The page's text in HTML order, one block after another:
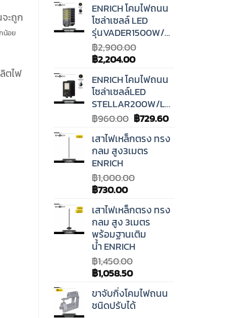
ะถูก
น้อย
ตไฟ
ENRICH โคมไฟถนน
โซล่าเซลล์ LED
รุ่นVADER1500W/LED22W
฿2,900.00
Original
was:
฿2,900.00.
฿2,204.00Current
is:
฿2,204.00.
ENRICH โคมไฟถนน
โซล่าเซลล์LED
STELLAR200W/LED10W
฿960.00 Original
was:
฿960.00.
฿729.60Current
is:
เสาไฟเหล็กตรง ทรง
กลม สูง3เมตร
ENRICH
฿1,000.00
Original
was:
฿1,000.00.
฿730.00Current
price
is:
฿730.00.
เสาไฟเหล็กตรง ทรง
กลม สูง 3เมตร
พร้อมฐานเติม
น้ำ ENRICH
฿1,450.00
Original
was:
฿1,450.00.
฿1,058.50Current
is:
฿1,058.50.
ขาจับกิ่งโคมไฟถนน
ชนิดปรับได้